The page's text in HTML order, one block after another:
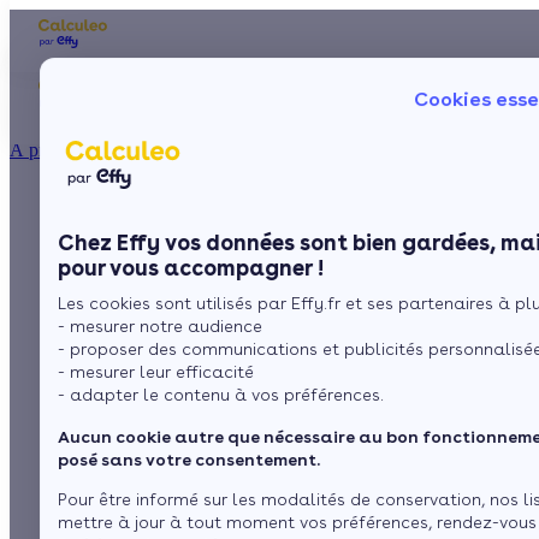
Cookies
Chez Effy vos données sont bien gardées,
pour vous accompagner !
Les cookies sont utilisés par Effy.fr et ses partenaires à
- mesurer notre audience
- proposer des communications et publicités
- mesurer leur efficacité
- adapter le contenu à vos préférences.
Aucun cookie autre que nécessaire au bon
posé sans votre consentement.
Pour être informé sur les modalités de conservation, nos
mettre à jour à tout moment vos préférences, rendez-
À propos
Ma Prime Rénov'
Le chèque énergie
La TVA réduite
L'éco-prêt à taux zéro
Trouver mes aides
Nos conseils
Sol
Fenêtres
L'isolation des murs
dans le respect de la
norme RT 2012
Sommaire
De meilleurs résultats de performance énergétique